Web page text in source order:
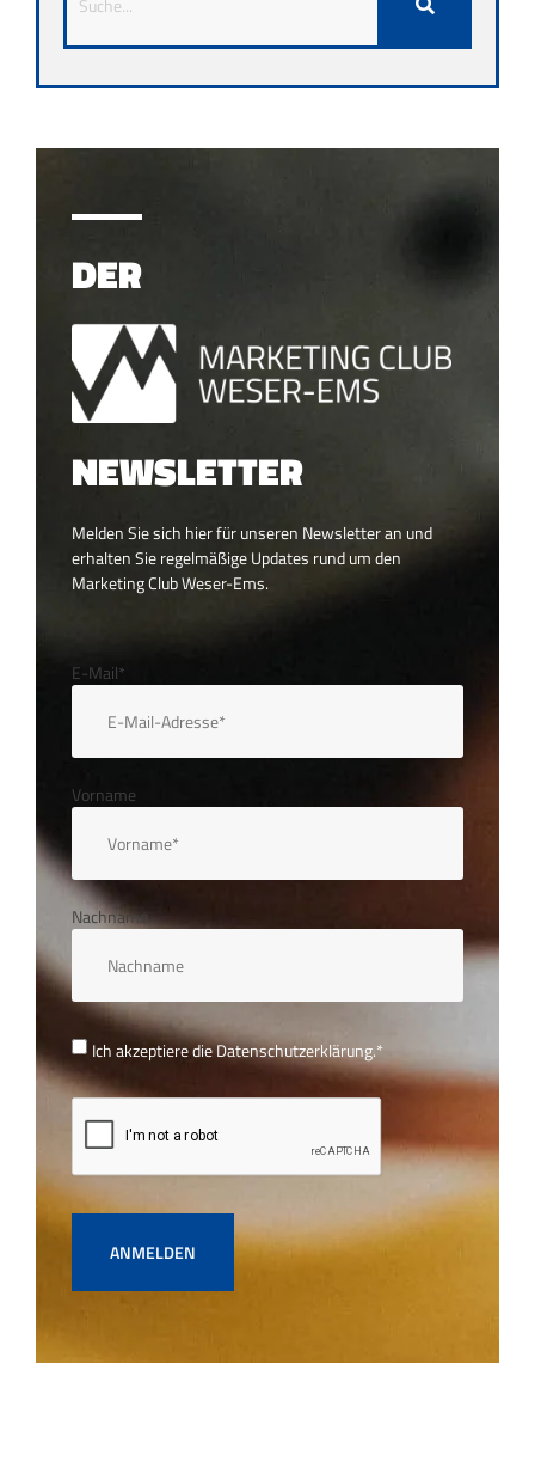
DER
NEWSLETTER
Melden Sie sich hier für unseren Newsletter an und
erhalten Sie regelmäßige Updates rund um den
Marketing Club Weser-Ems.
E-Mail*
Vorname
Nachname
Ich akzeptiere dieDatenschutzerklärung.*
ANMELDEN